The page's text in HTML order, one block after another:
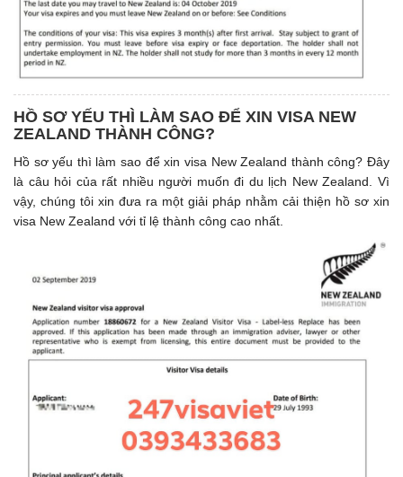
HỒ SƠ YẾU THÌ LÀM SAO ĐỂ XIN VISA NEW
ZEALAND THÀNH CÔNG?
Hồ sơ yếu thì làm sao để xin visa New Zealand thành công? Đây
là câu hỏi của rất nhiều người muốn đi du lịch New Zealand. Vì
vậy, chúng tôi xin đưa ra một giải pháp nhằm cải thiện hồ sơ xin
visa New Zealand với tỉ lệ thành công cao nhất.